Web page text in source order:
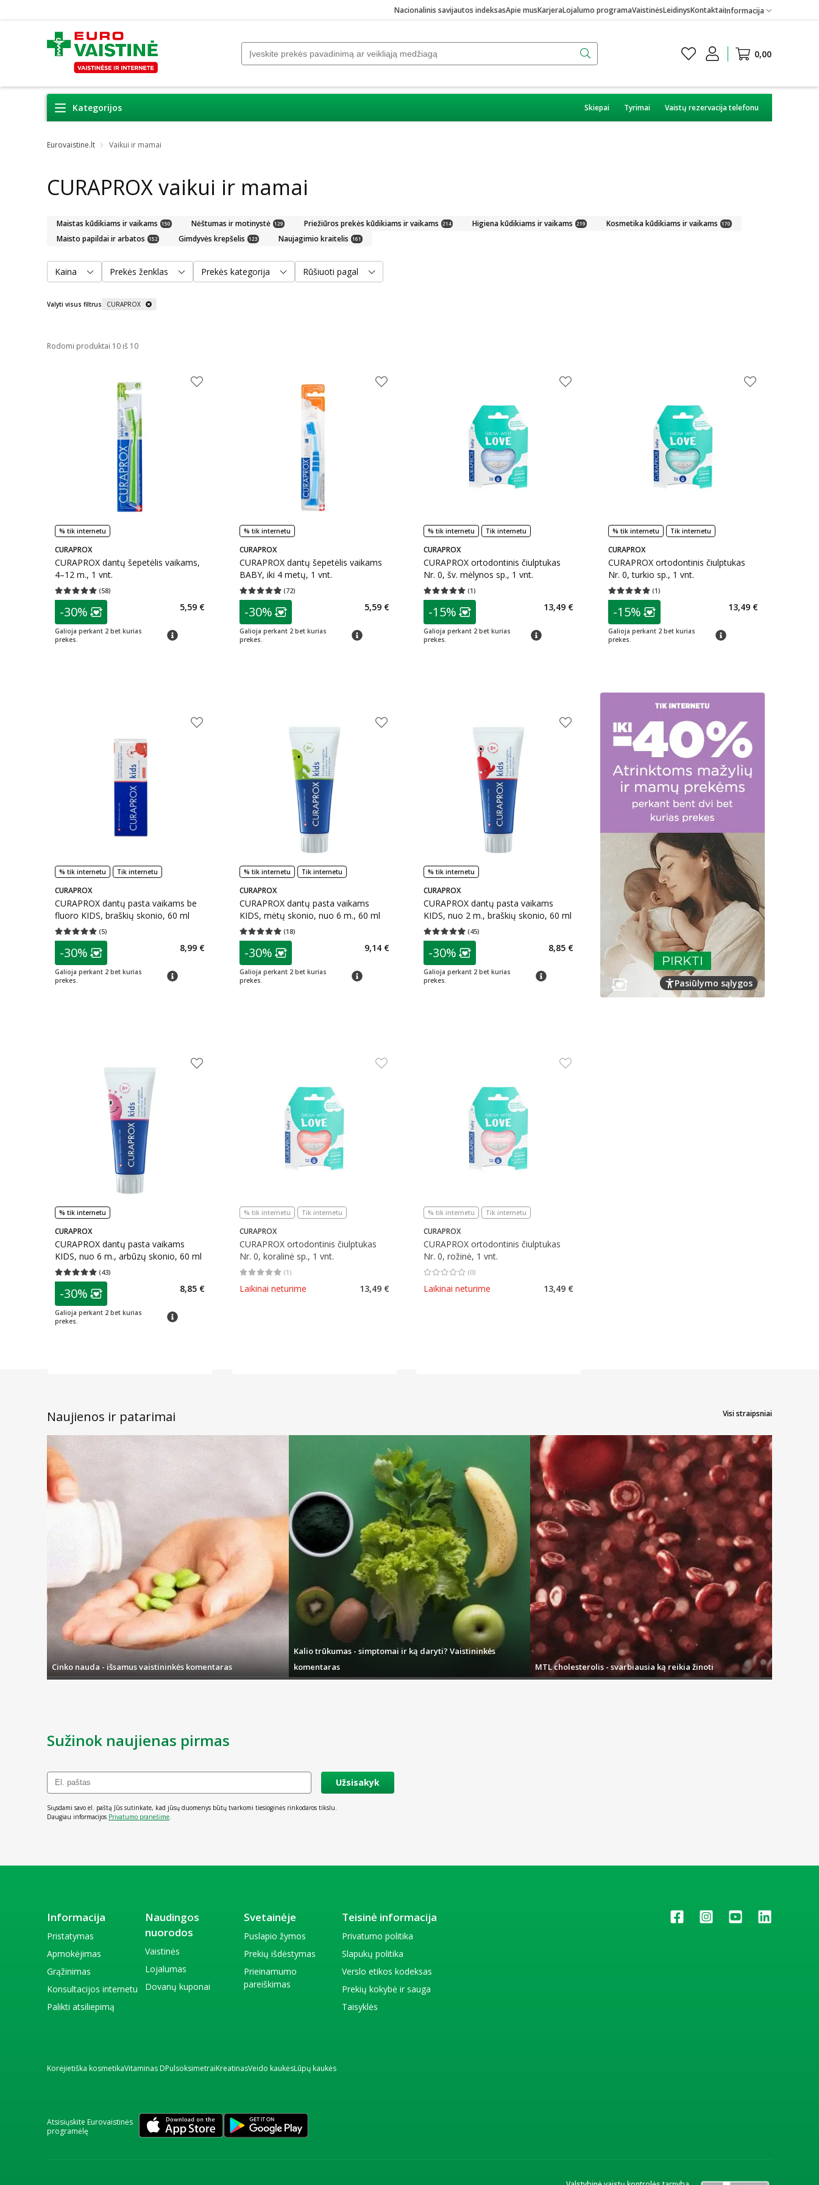
Nacionalinis savijautos indeksasApie musKarjeraLojalumo programaVaistinėsLeidinysKontaktaiInformacija
0,00
Kategorijos Skiepai Tyrimai Vaistų rezervacija telefonu
Eurovaistine.lt Vaikui ir mamai
CURAPROX vaikui ir mamai
Maistas kūdikiams ir vaikams 150 Nėštumas ir motinystė 129 Priežiūros prekės kūdikiams ir vaikams 214 Higiena kūdikiams ir vaikams 219 Kosmetika kūdikiams ir vaikams 170
Maisto papildai ir arbatos 152 Gimdyvės krepšelis 123 Naujagimio kraitelis 161
Kaina Prekės ženklas Prekės kategorija Rūšiuoti pagal
Valyti visus filtrus CURAPROX
Rodomi produktai 10 iš 10
% tik internetu
CURAPROX
CURAPROX dantų šepetėlis vaikams,
4–12 m., 1 vnt.
(58)
Vidutinis įvertinimas 5.00
patarimas
Lojalumo klubo narių nuolaida:
-30%
Galioja perkant 2 bet kurias
prekes.
patarimas
5,59 €
% tik internetu
CURAPROX
CURAPROX dantų šepetėlis vaikams
BABY, iki 4 metų, 1 vnt.
(72)
Vidutinis įvertinimas 4.97
patarimas
Lojalumo klubo narių nuolaida:
-30%
Galioja perkant 2 bet kurias
prekes.
patarimas
5,59 €
% tik internetu Tik internetu
CURAPROX
CURAPROX ortodontinis čiulptukas
Nr. 0, šv. mėlynos sp., 1 vnt.
(1)
Vidutinis įvertinimas 5.00
patarimas
Lojalumo klubo narių nuolaida:
-15%
Galioja perkant 2 bet kurias
prekes.
patarimas
13,49 €
% tik internetu Tik internetu
CURAPROX
CURAPROX ortodontinis čiulptukas
Nr. 0, turkio sp., 1 vnt.
(1)
Vidutinis įvertinimas 5.00
patarimas
Lojalumo klubo narių nuolaida
-15%
Galioja perkant 2 bet kurias
prekes.
patarimas
13,49 €
% tik internetu Tik internetu
CURAPROX
CURAPROX dantų pasta vaikams be
fluoro KIDS, braškių skonio, 60 ml
(5)
Vidutinis įvertinimas 5.00
patarimas
Lojalumo klubo narių nuolaida:
-30%
Galioja perkant 2 bet kurias
prekes.
patarimas
8,99 €
% tik internetu Tik internetu
CURAPROX
CURAPROX dantų pasta vaikams
KIDS, mėtų skonio, nuo 6 m., 60 ml
(18)
Vidutinis įvertinimas 5.00
patarimas
Lojalumo klubo narių nuolaida:
-30%
Galioja perkant 2 bet kurias
prekes.
patarimas
9,14 €
% tik internetu
CURAPROX
CURAPROX dantų pasta vaikams
KIDS, nuo 2 m., braškių skonio, 60 ml
(45)
Vidutinis įvertinimas 4.93
patarimas
Lojalumo klubo narių nuolaida :
-30%
Galioja perkant 2 bet kurias
prekes.
patarimas
8,85 €
Pasiūlymo sąlygos
% tik internetu
CURAPROX
CURAPROX dantų pasta vaikams
KIDS, nuo 6 m., arbūzų skonio, 60 ml
(43)
Vidutinis įvertinimas 5.00
patarimas
Lojalumo klubo narių nuolaida
-30%
Galioja perkant 2 bet kurias
prekes.
patarimas
8,85 €
% tik internetu Tik internetu
CURAPROX
CURAPROX ortodontinis čiulptukas
Nr. 0, koralinė sp., 1 vnt.
(1)
Vidutinis įvertinimas 5.00
Laikinai neturime 13,49 €
% tik internetu Tik internetu
CURAPROX
CURAPROX ortodontinis čiulptukas
Nr. 0, rožinė, 1 vnt.
(0)
Vidutinis įvertinimas 0.00
Laikinai neturime 13,49 €
Naujienos ir patarimai Visi straipsniai
Cinko nauda - išsamus vaistininkės komentaras
Kalio trūkumas - simptomai ir ką daryti? Vaistininkės
komentaras
MTL cholesterolis - svarbiausia ką reikia žinoti
Sužinok naujienas pirmas
Užsisakyk
Siųsdami savo el. paštą Jūs sutinkate, kad jūsų duomenys būtų tvarkomi tiesioginės rinkodaros tikslu.
Daugiau informacijos Privatumo pranešime
Informacija
Pristatymas
Apmokėjimas
Grąžinimas
Konsultacijos internetu
Palikti atsiliepimą
Naudingos
nuorodos
Vaistinės
Lojalumas
Dovanų kuponai
Svetainėje
Puslapio žymos
Prekių išdėstymas
Prieinamumo
pareiškimas
Teisinė informacija
Privatumo politika
Slapukų politika
Verslo etikos kodeksas
Prekių kokybė ir sauga
Taisyklės
Korėjietiška kosmetikaVitaminas DPulsoksimetraiKreatinasVeido kaukėsLūpų kaukės
Atsisiųskite Eurovaistinės
programėlę